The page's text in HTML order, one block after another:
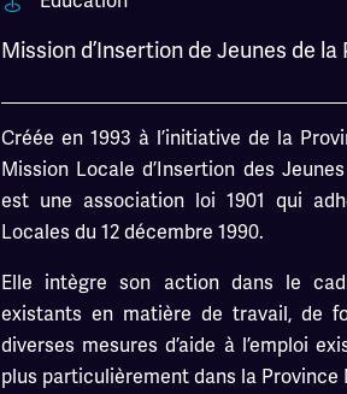
Mission d’Insertion de Jeunes de
Créée en 1993 à l’initiative de la
Mission Locale d’Insertion des
est une association loi 1901 qui
Locales du 12 décembre 1990.
Elle intègre son action dans le
existants en matière de travail, de
diverses mesures d’aide à l’emploi
plus particulièrement dans la Province